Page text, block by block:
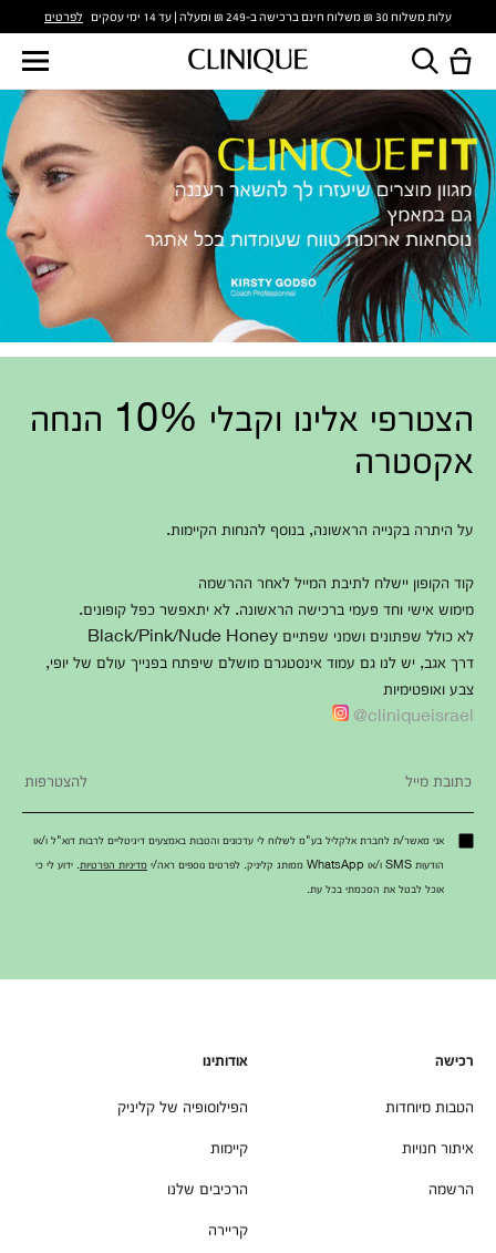
עלות משלוח 30 ₪ משלוח חינם ברכישה ב-249 ₪ ומעלה | עד 14 ימי עסקים לפרטים
הצטרפי אלינו וקבלי 10% הנחה
אקסטרה
על היתרה בקנייה הראשונה, בנוסף להנחות הקיימות.
קוד הקופון יישלח לתיבת המייל לאחר ההרשמה
מימוש אישי וחד פעמי ברכישה הראשונה. לא יתאפשר כפל קופונים.
לא כולל שפתונים ושמני שפתיים Black/Pink/Nude Honey
דרך אגב, יש לנו גם עמוד אינסטגרם מושלם שיפתח בפנייך עולם של יופי,
צבע ואופטימיות
cliniqueisrael@
אני מאשר/ת לחברת אלקליל בע"מ לשלוח לי עדכונים והטבות באמצעים דיגיטליים לרבות דוא"ל ו/או
הודעות SMS ו/או WhatsApp ממותג קליניק. לפרטים נוספים ראה/י
מדיניות הפרטיות . ידוע לי כי
אוכל לבטל את הסכמתי בכל עת.
רכישה
הטבות מיוחדות
איתור חנויות
הרשמה
אודותינו
הפילוסופיה של קליניק
קיימות
הרכיבים שלנו
קריירה